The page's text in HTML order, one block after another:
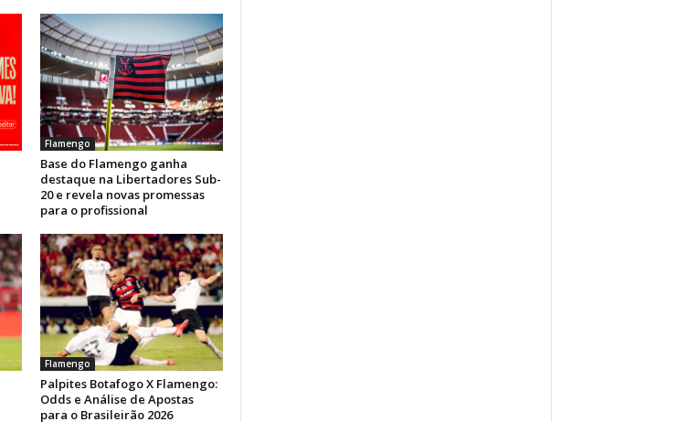
Flamengo
Base do Flamengo ganha
destaque na Libertadores Sub-
20 e revela novas promessas
para o profissional
Flamengo
Palpites Botafogo X Flamengo:
Odds e Análise de Apostas
para o Brasileirão 2026